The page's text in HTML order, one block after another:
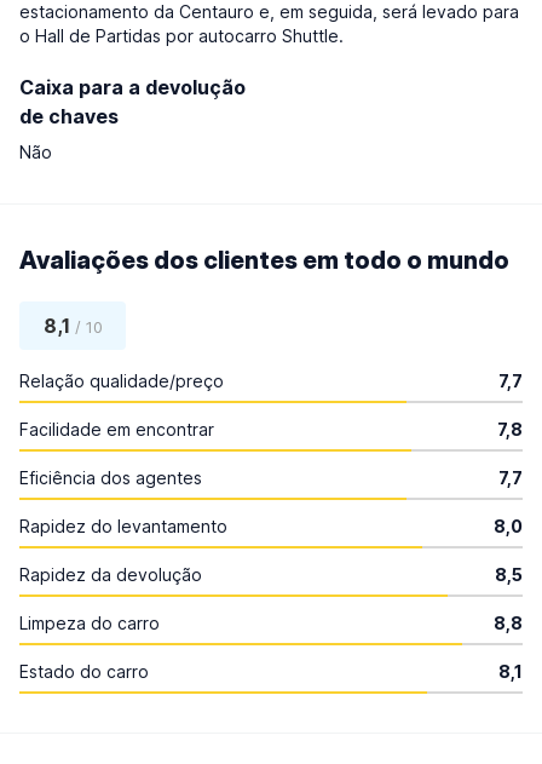
estacionamento da Centauro e, em seguida, será levado para
o Hall de Partidas por autocarro Shuttle.
Caixa para a devolução
de chaves
Não
Avaliações dos clientes em todo o mundo
8,1 / 10
Relação qualidade/preço 7,7
Facilidade em encontrar 7,8
Eficiência dos agentes 7,7
Rapidez do levantamento 8,0
Rapidez da devolução 8,5
Limpeza do carro 8,8
Estado do carro 8,1